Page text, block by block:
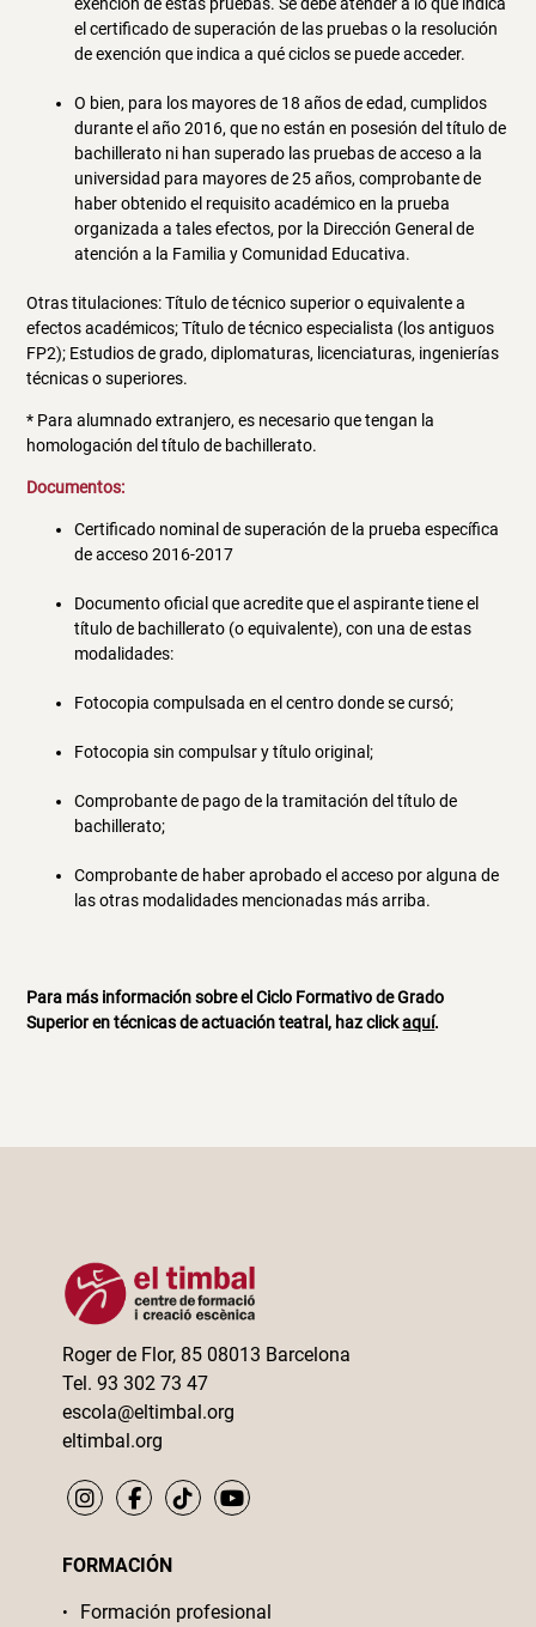
el certificado de superación de las pruebas o la resolución
de exención que indica a qué ciclos se puede acceder.
O bien, para los mayores de 18 años de edad, cumplidos
durante el año 2016, que no están en posesión del título de
bachillerato ni han superado las pruebas de acceso a la
universidad para mayores de 25 años, comprobante de
haber obtenido el requisito académico en la prueba
organizada a tales efectos, por la Dirección General de
atención a la Familia y Comunidad Educativa.
Otras titulaciones: Título de técnico superior o equivalente a
efectos académicos; Título de técnico especialista (los antiguos
FP2); Estudios de grado, diplomaturas, licenciaturas, ingenierías
técnicas o superiores.
* Para alumnado extranjero, es necesario que tengan la
homologación del título de bachillerato.
Documentos:
Certificado nominal de superación de la prueba específica
de acceso 2016-2017
Documento oficial que acredite que el aspirante tiene el
título de bachillerato (o equivalente), con una de estas
modalidades:
Fotocopia compulsada en el centro donde se cursó;
Fotocopia sin compulsar y título original;
Comprobante de pago de la tramitación del título de
bachillerato;
Comprobante de haber aprobado el acceso por alguna de
las otras modalidades mencionadas más arriba.
Para más información sobre el Ciclo Formativo de Grado
Superior en técnicas de actuación teatral, haz clickaquí.
Roger de Flor, 85 08013 Barcelona
Tel. 93 302 73 47
escola@eltimbal.org
eltimbal.org
FORMACIÓN
Formación profesional